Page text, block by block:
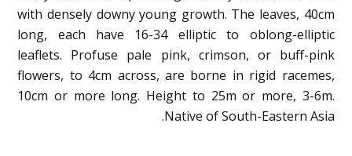
with densely downy young growth. The leaves, 40cm
long, each have 16-34 elliptic to oblong-elliptic
leaflets. Profuse pale pink, crimson, or buff-pink
flowers, to 4cm across, are borne in rigid racemes,
10cm or more long. Height to 25m or more, 3-6m.
Native of South-Eastern Asia.